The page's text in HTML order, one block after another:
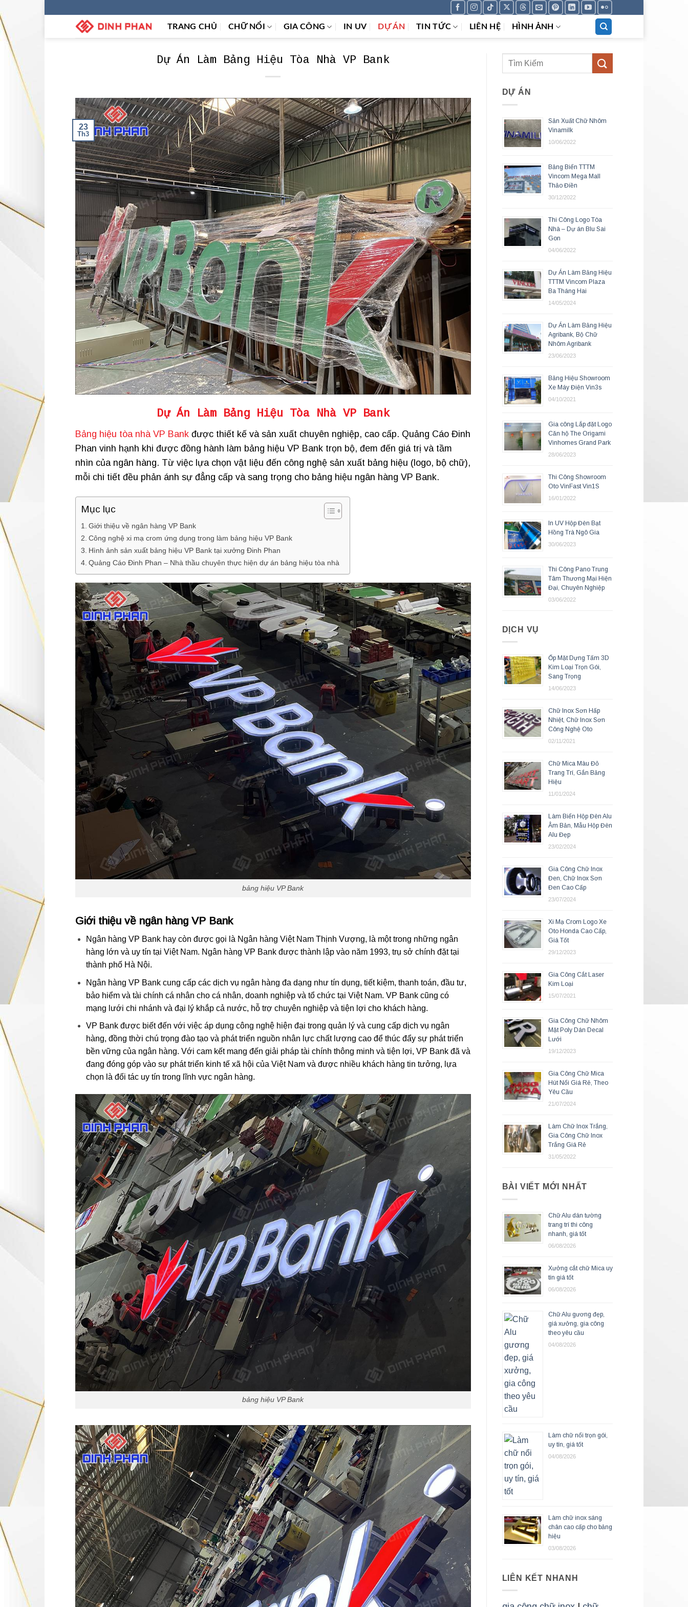
TRANG CHỦ CHỮ NỔI GIA CÔNG IN UV DỰ ÁN TIN TỨC LIÊN HỆ HÌNH ẢNH
Dự Án Làm Bảng Hiệu Tòa Nhà VP Bank
23
Th3
Dự Án Làm Bảng Hiệu Tòa Nhà VP Bank
Bảng hiệu tòa nhà VP Bank được thiết kế và sản xuất chuyên nghiệp, cao cấp. Quảng Cáo Đinh
Phan vinh hạnh khi được đồng hành làm bảng hiệu VP Bank trọn bộ, đem đến giá trị và tầm
nhìn của ngân hàng. Từ việc lựa chọn vật liệu đến công nghệ sản xuất bảng hiệu (logo, bộ chữ),
mỗi chi tiết đều phản ánh sự đẳng cấp và sang trọng cho bảng hiệu ngân hàng VP Bank.
Mục lục
Giới thiệu về ngân hàng VP Bank
Công nghệ xi mạ crom ứng dụng trong làm bảng hiệu VP Bank
Hình ảnh sản xuất bảng hiệu VP Bank tại xưởng Đinh Phan
Quảng Cáo Đinh Phan – Nhà thầu chuyên thực hiện dự án bảng hiệu tòa nhà
bảng hiệu VP Bank
Giới thiệu về ngân hàng VP Bank
Ngân hàng VP Bank hay còn được gọi là Ngân hàng Việt Nam Thịnh Vượng, là một trong những ngân
hàng lớn và uy tín tại Việt Nam. Ngân hàng VP Bank được thành lập vào năm 1993, trụ sở chính đặt tại
thành phố Hà Nội.
Ngân hàng VP Bank cung cấp các dịch vụ ngân hàng đa dạng như tín dụng, tiết kiệm, thanh toán, đầu tư,
bảo hiểm và tài chính cá nhân cho cá nhân, doanh nghiệp và tổ chức tại Việt Nam. VP Bank cũng có
mạng lưới chi nhánh và đại lý khắp cả nước, hỗ trợ chuyên nghiệp và tiện lợi cho khách hàng.
VP Bank được biết đến với việc áp dụng công nghệ hiện đại trong quản lý và cung cấp dịch vụ ngân
hàng, đồng thời chú trọng đào tạo và phát triển nguồn nhân lực chất lượng cao để thúc đẩy sự phát triển
bền vững của ngân hàng. Với cam kết mang đến giải pháp tài chính thông minh và tiện lợi, VP Bank đã và
đang đóng góp vào sự phát triển kinh tế xã hội của Việt Nam và được nhiều khách hàng tin tưởng, lựa
chọn là đối tác uy tín trong lĩnh vực ngân hàng.
bảng hiệu VP Bank
DỰ ÁN
Sản Xuất Chữ Nhôm
Vinamilk
10/06/2022
Bảng Biển TTTM
Vincom Mega Mall
Thảo Điền
30/12/2022
Thi Công Logo Tòa
Nhà – Dự án Blu Sai
Gon
04/06/2022
Dự Án Làm Bảng Hiệu
TTTM Vincom Plaza
Ba Tháng Hai
14/05/2024
Dự Án Làm Bảng Hiệu
Agribank, Bộ Chữ
Nhôm Agribank
23/06/2023
Bảng Hiệu Showroom
Xe Máy Điện Vin3s
04/10/2021
Gia công Lắp đặt Logo
Căn hộ The Origami
Vinhomes Grand Park
28/06/2023
Thi Công Showroom
Oto VinFast Vin1S
16/01/2022
In UV Hộp Đèn Bạt
Hồng Trà Ngô Gia
30/06/2023
Thi Công Pano Trung
Tâm Thương Mại Hiện
Đại, Chuyên Nghiệp
03/06/2022
DỊCH VỤ
Ốp Mặt Dựng Tấm 3D
Kim Loại Trọn Gói,
Sang Trọng
14/06/2023
Chữ Inox Sơn Hấp
Nhiệt, Chữ Inox Sơn
Công Nghệ Oto
02/11/2021
Chữ Mica Màu Đỏ
Trang Trí, Gắn Bảng
Hiệu
11/01/2024
Làm Biển Hộp Đèn Alu
Âm Bản, Mẫu Hộp Đèn
Alu Đẹp
23/02/2024
Gia Công Chữ Inox
Đen, Chữ Inox Sơn
Đen Cao Cấp
23/07/2024
Xi Mạ Crom Logo Xe
Oto Honda Cao Cấp,
Giá Tốt
29/12/2023
Gia Công Cắt Laser
Kim Loại
15/07/2021
Gia Công Chữ Nhôm
Mặt Poly Dán Decal
Lưới
19/12/2023
Gia Công Chữ Mica
Hút Nổi Giá Rẻ, Theo
Yêu Cầu
21/07/2024
Làm Chữ Inox Trắng,
Gia Công Chữ Inox
Trắng Giá Rẻ
31/05/2022
BÀI VIẾT MỚI NHẤT
Chữ Alu dán tường
trang trí thi công
nhanh, giá tốt
06/08/2026
Xưởng cắt chữ Mica uy
tín giá tốt
06/08/2026
Chữ Alu gương đẹp,
giá xưởng, gia công
theo yêu cầu
04/08/2026
Làm chữ nổi trọn gói,
uy tín, giá tốt
04/08/2026
Làm chữ inox sáng
chân cao cấp cho bảng
hiệu
03/08/2026
LIÊN KẾT NHANH